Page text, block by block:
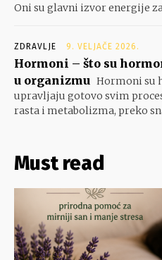
Oni su glavni izvor energije
ZDRAVLJE 9. VELJAČE 2026.
Hormoni – što su
u organizmu Hormoni su
upravljaju gotovo svim
rasta i metabolizma, preko
Must read